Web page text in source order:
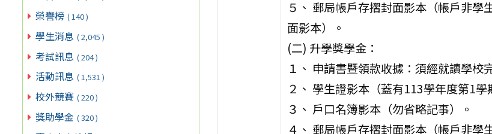
榮譽榜 ( 140 )
學生消息 ( 2,045 )
考試訊息 ( 204 )
活動訊息 ( 1,531 )
校外競賽 ( 220 )
獎助學金 ( 320 )
５、 郵局帳戶存摺封面影本（帳戶非
面影本）。
(二) 升學獎學金：
１、 申請書暨領款收據：須經就讀學校
２、 學生證影本（蓋有113學年度第1學
３、 戶口名簿影本（勿省略記事）。
４、 郵局帳戶存摺封面影本（帳戶非